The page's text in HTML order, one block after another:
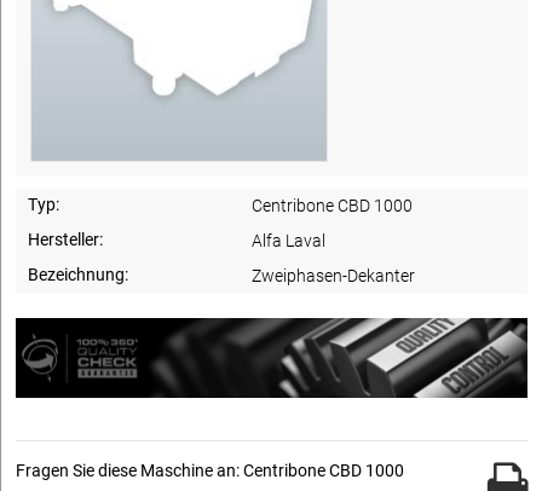
Typ:
Centribone CBD 1000
Hersteller:
Alfa Laval
Bezeichnung:
Zweiphasen-Dekanter
Fragen Sie diese Maschine an: Centribone CBD 1000